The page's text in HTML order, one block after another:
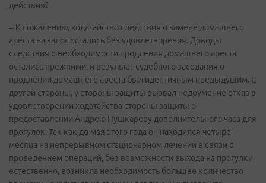
действия?
– К сожалению, ходатайство следствия о замене домашнего
ареста на залог остались без удовлетворения. Доводы
следствия о необходимости продления домашнего ареста
остались прежними, и результат судебного заседания о
продлении домашнего ареста был идентичным предыдущим. С
другой стороны, у стороны защиты вызвал недоумение отказ в
удовлетворении ходатайства стороны защиты о
предоставлении Андрею Пушкареву дополнительного часа для
прогулок. Так как до мая этого года он находился четыре
месяца на непрерывном стационарном лечении в связи с
проведением операций, без возможности выхода на прогулки,
естественно, возникла необходимость большее количество